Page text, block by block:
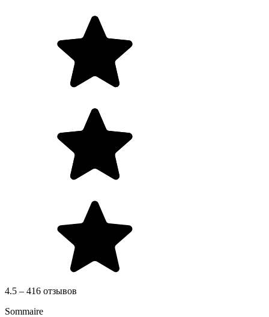
4.5 – 416 отзывов
Sommaire